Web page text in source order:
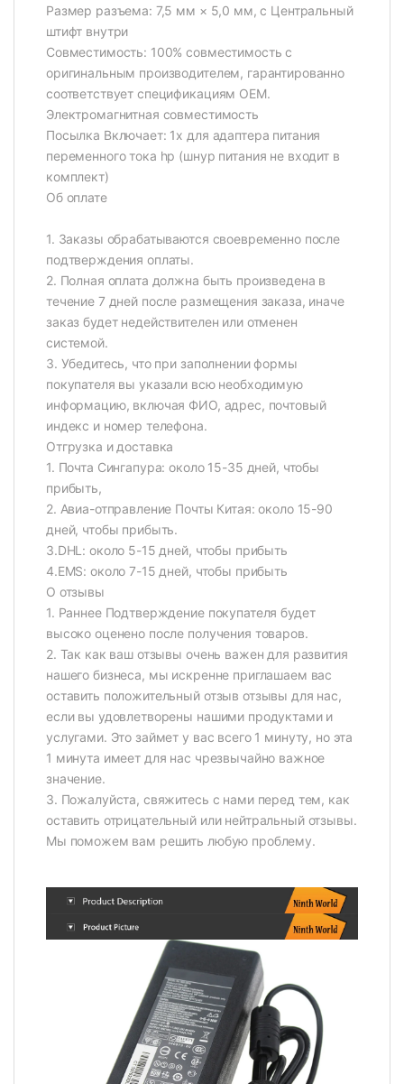
Размер разъема: 7,5 мм × 5,0 мм, с Центральный
штифт внутри
Совместимость: 100% совместимость с
оригинальным производителем, гарантированно
соответствует спецификациям OEM.
Электромагнитная совместимость
Посылка Включает: 1x для адаптера питания
переменного тока hp (шнур питания не входит в
комплект)
Об оплате
1. Заказы обрабатываются своевременно после
подтверждения оплаты.
2. Полная оплата должна быть произведена в
течение 7 дней после размещения заказа, иначе
заказ будет недействителен или отменен
системой.
3. Убедитесь, что при заполнении формы
покупателя вы указали всю необходимую
информацию, включая ФИО, адрес, почтовый
индекс и номер телефона.
Отгрузка и доставка
1. Почта Сингапура: около 15-35 дней, чтобы
прибыть,
2. Авиа-отправление Почты Китая: около 15-90
дней, чтобы прибыть.
3.DHL: около 5-15 дней, чтобы прибыть
4.EMS: около 7-15 дней, чтобы прибыть
О отзывы
1. Раннее Подтверждение покупателя будет
высоко оценено после получения товаров.
2. Так как ваш отзывы очень важен для развития
нашего бизнеса, мы искренне приглашаем вас
оставить положительный отзыв отзывы для нас,
если вы удовлетворены нашими продуктами и
услугами. Это займет у вас всего 1 минуту, но эта
1 минута имеет для нас чрезвычайно важное
значение.
3. Пожалуйста, свяжитесь с нами перед тем, как
оставить отрицательный или нейтральный отзывы.
Мы поможем вам решить любую проблему.